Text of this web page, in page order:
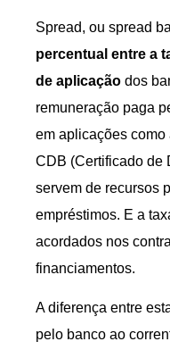
Spread, ou spread
percentual entre a
de aplicação dos
remuneração paga
em aplicações
CDB (Certificado de
servem de recursos
empréstimos. E a
acordados nos
financiamentos.
A diferença entre
pelo banco ao